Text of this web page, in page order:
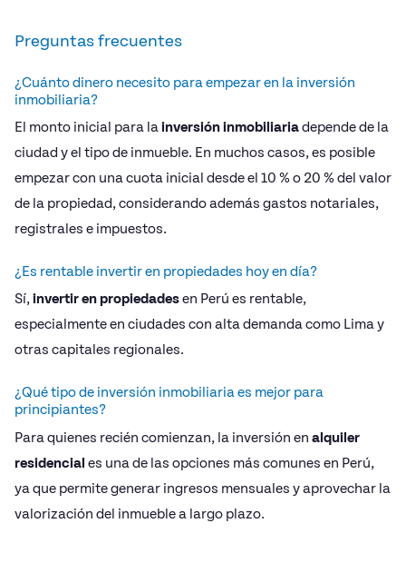
Preguntas frecuentes
¿Cuánto dinero necesito para empezar en la inversión
inmobiliaria?
El monto inicial para la inversión inmobiliariadepende de la
ciudad y el tipo de inmueble. En muchos casos, es posible
empezar con una cuota inicial desde el 10 % o 20 % del valor
de la propiedad, considerando además gastos notariales,
registrales e impuestos.
¿Es rentable invertir en propiedades hoy en día?
Sí,invertir en propiedadesen Perú es rentable,
especialmente en ciudades con alta demanda como Lima y
otras capitales regionales.
¿Qué tipo de inversión inmobiliaria es mejor para
principiantes?
Para quienes recién comienzan, la inversión en alquiler
residencial es una de las opciones más comunes en Perú,
ya que permite generar ingresos mensuales y aprovechar la
valorización del inmueble a largo plazo.